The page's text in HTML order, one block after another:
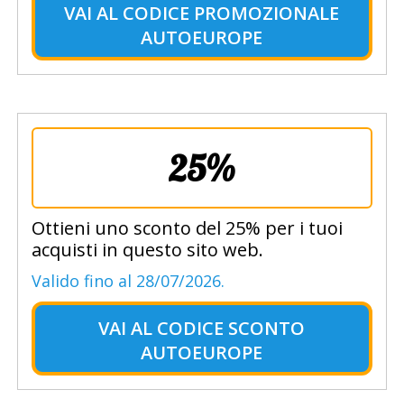
VAI AL CODICE PROMOZIONALE
AUTOEUROPE
25%
Ottieni uno sconto del 25% per i tuoi
acquisti in questo sito web.
Valido fino al 28/07/2026.
VAI AL CODICE SCONTO
AUTOEUROPE